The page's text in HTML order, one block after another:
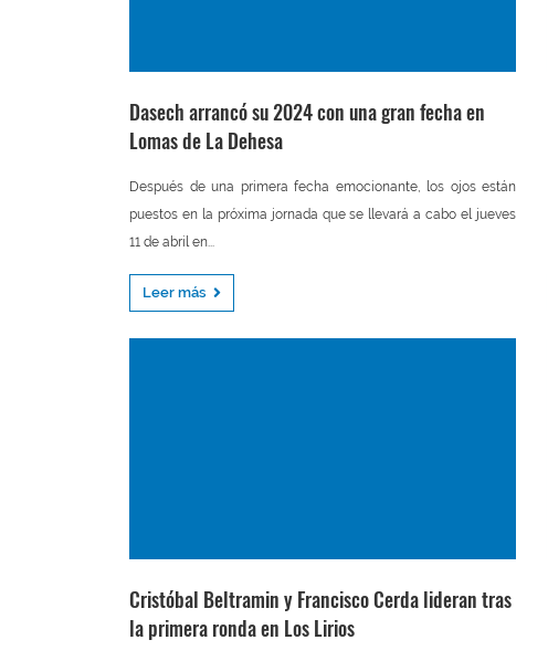
Dasech arrancó su 2024 con una gran fecha en
Lomas de La Dehesa
Después de una primera fecha emocionante, los ojos están
puestos en la próxima jornada que se llevará a cabo el jueves
11 de abril en...
Leer más
Cristóbal Beltramin y Francisco Cerda lideran tras
la primera ronda en Los Lirios